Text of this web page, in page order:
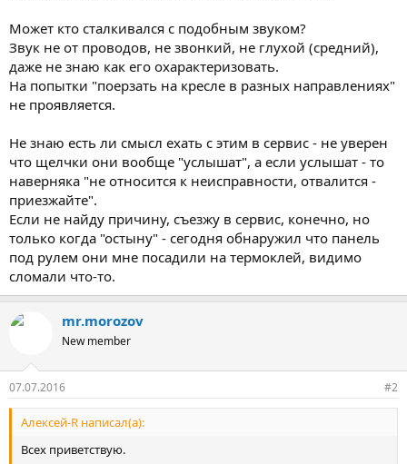
Может кто сталкивался с подобным звуком?
Звук не от проводов, не звонкий, не глухой (средний),
даже не знаю как его охарактеризовать.
На попытки "поерзать на кресле в разных направлениях"
не проявляется.
Не знаю есть ли смысл ехать с этим в сервис - не уверен
что щелчки они вообще "услышат", а если услышат - то
наверняка "не относится к неисправности, отвалится -
приезжайте".
Если не найду причину, съезжу в сервис, конечно, но
только когда "остыну" - сегодня обнаружил что панель
под рулем они мне посадили на термоклей, видимо
сломали что-то.
mr.morozov
New member
07.07.2016 #2
Алексей-R написал(а):
Всех приветствую.